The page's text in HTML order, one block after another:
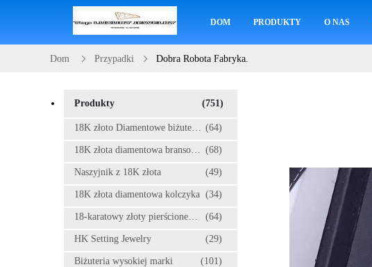
DOM PRODUKTY O NAS
Dom Przypadki Dobra Robota Fabryka.
Produkty (751)
18K złoto Diamentowe biżuteria (64)
18K złota diamentowa bransoletka (68)
Naszyjnik z 18K złota (49)
18K złota diamentowa kolczyka (34)
18-karatowy złoty pierścionek z brylantem (64)
HK Setting Jewelry (29)
Biżuteria wysokiej marki (101)